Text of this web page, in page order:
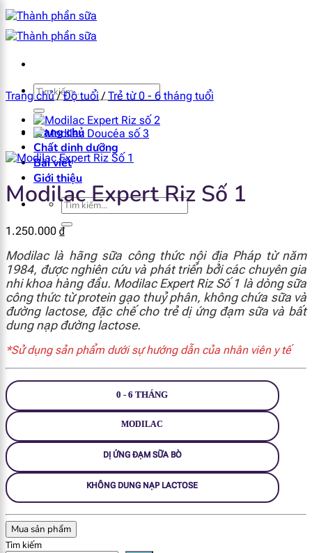
Bỏ
qua
nội
Tìm
kiếm:
Trang chủ
Chất dinh dưỡng
Bài viết
Giới thiệu
Tìm
kiếm:
Trang chủ / Độ tuổi / Trẻ từ 0 - 6 tháng tuổi
Modilac Expert Riz Số 1
1.250.000 ₫
Modilac là hãng sữa công thức nội địa Pháp từ năm
1984, được nghiên cứu và phát triển bởi các chuyên gia
nhi khoa hàng đầu. Modilac Expert Riz Số 1 là dòng sữa
công thức từ protein gạo thuỷ phân, không chứa sữa và
đường lactose, đặc chế cho trẻ dị ứng đạm sữa và bất
dung nạp đường lactose.
*Sử dụng sản phẩm dưới sự hướng dẫn của nhân viên y tế
0 - 6 THÁNG
MODILAC
DỊ ỨNG ĐẠM SỮA BÒ
KHÔNG DUNG NẠP LACTOSE
Mua sản phẩm
Tìm kiếm